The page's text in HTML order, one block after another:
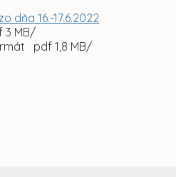
dňa 16.-17.6.2022
MB/
pdf 1,8 MB/